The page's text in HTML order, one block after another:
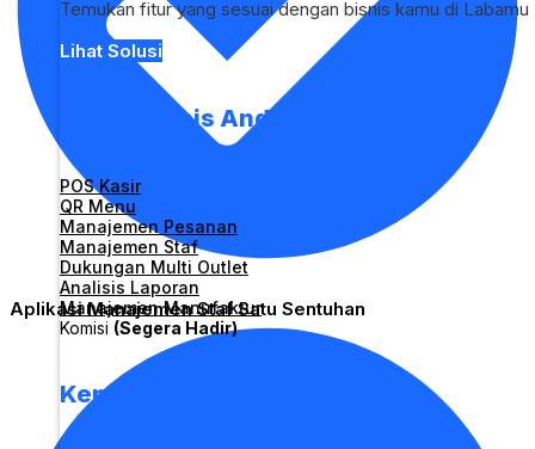
Temukan fitur yang sesuai dengan bisnis kamu di Labamu
Lihat Solusi
Kelola Bisnis Anda
POS Kasir
QR Menu
Manajemen Pesanan
Manajemen Staf
Dukungan Multi Outlet
Analisis Laporan
Manajemen Manufaktur
Komisi (Segera Hadir)
Kembangkan Bisnis Anda
Aplikasi Manajemen Staf Satu Sentuhan